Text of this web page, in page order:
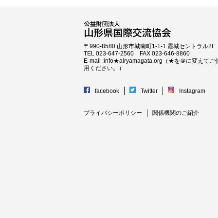
〒990-8580 山形市城南町1-1-1 霞城セントラル2F
TEL 023-647-2560 FAX 023-646-8860
E-mail :info★airyamagata.org（★を＠に変えてご
用ください。）
facebook Twitter Instagram
プライバシーポリシー 関係機関のご紹介